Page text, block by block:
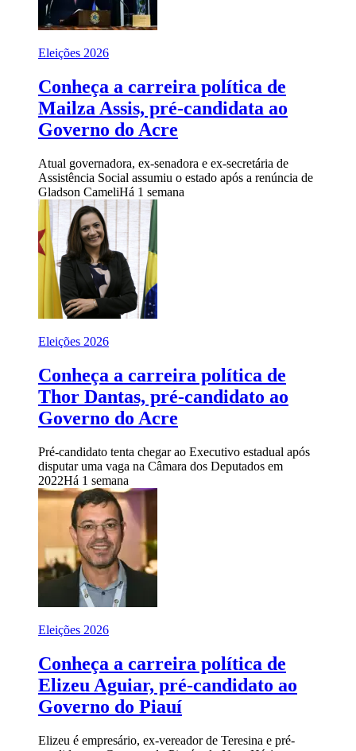
Eleições 2026
Conheça a carreira política de
Mailza Assis, pré-candidata ao
Governo do Acre
Atual governadora, ex-senadora e ex-secretária de
Assistência Social assumiu o estado após a renúncia de
Gladson CameliHá 1 semana
Eleições 2026
Conheça a carreira política de
Thor Dantas, pré-candidato ao
Governo do Acre
Pré-candidato tenta chegar ao Executivo estadual após
disputar uma vaga na Câmara dos Deputados em
2022Há 1 semana
Eleições 2026
Conheça a carreira política de
Elizeu Aguiar, pré-candidato ao
Governo do Piauí
Elizeu é empresário, ex-vereador de Teresina e pré-